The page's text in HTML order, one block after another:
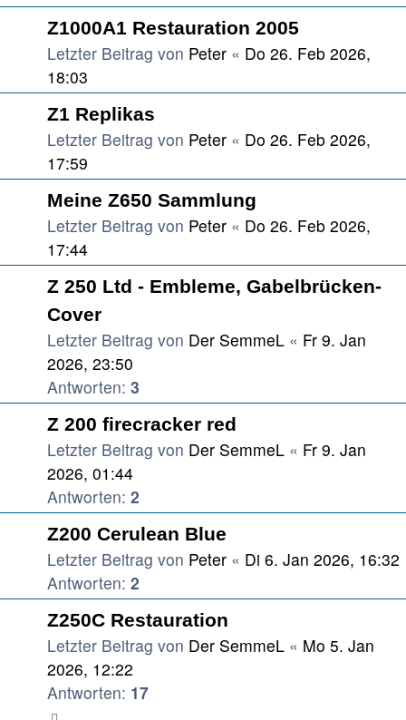
Z1000A1 Restauration 2005
Letzter Beitrag von Peter « Do 26. Feb 2026,
18:03
Z1 Replikas
Letzter Beitrag von Peter « Do 26. Feb 2026,
17:59
Meine Z650 Sammlung
Letzter Beitrag von Peter « Do 26. Feb 2026,
17:44
Z 250 Ltd - Embleme, Gabelbrücken-
Cover
Letzter Beitrag von Der SemmeL « Fr 9. Jan
2026, 23:50
Antworten: 3
Z 200 firecracker red
Letzter Beitrag von Der SemmeL « Fr 9. Jan
2026, 01:44
Antworten: 2
Z200 Cerulean Blue
Letzter Beitrag von Peter « Di 6. Jan 2026, 16:32
Antworten: 2
Z250C Restauration
Letzter Beitrag von Der SemmeL « Mo 5. Jan
2026, 12:22
Antworten: 17